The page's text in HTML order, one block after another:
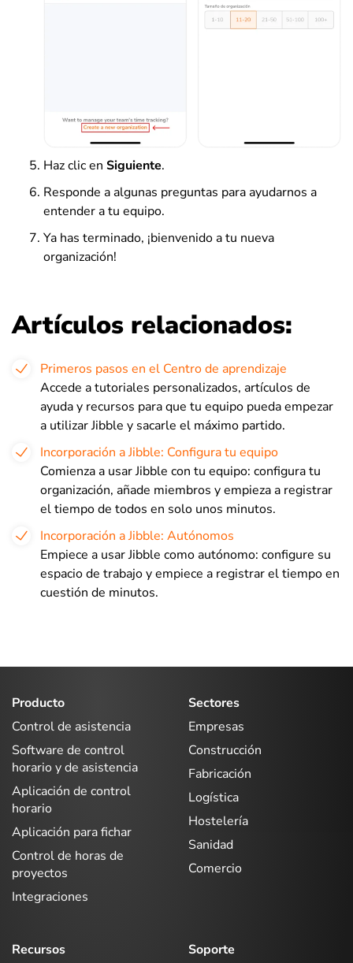
Haz clic en Siguiente.
Responde a algunas preguntas para ayudarnos a
entender a tu equipo.
Ya has terminado, ¡bienvenido a tu nueva
organización!
Artículos relacionados:
Primeros pasos en el Centro de aprendizaje
Accede a tutoriales personalizados, artículos de
ayuda y recursos para que tu equipo pueda empezar
a utilizar Jibble y sacarle el máximo partido.
Incorporación a Jibble: Configura tu equipo
Comienza a usar Jibble con tu equipo: configura tu
organización, añade miembros y empieza a registrar
el tiempo de todos en solo unos minutos.
Incorporación a Jibble: Autónomos
Empiece a usar Jibble como autónomo: configure su
espacio de trabajo y empiece a registrar el tiempo en
cuestión de minutos.
Producto
Control de asistencia
Software de control
horario y de asistencia
Aplicación de control
horario
Aplicación para fichar
Control de horas de
proyectos
Integraciones
Sectores
Empresas
Construcción
Fabricación
Logística
Hostelería
Sanidad
Comercio
Recursos
Soporte